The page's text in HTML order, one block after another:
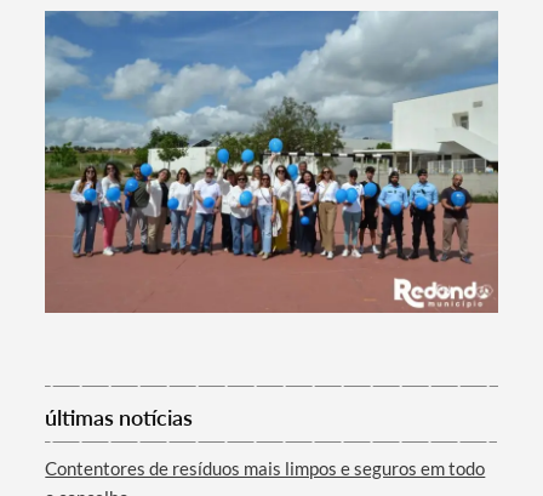
Termo de Pesquisa
Categorias gerais
últimas notícias
Contentores de resíduos mais limpos e seguros em todo